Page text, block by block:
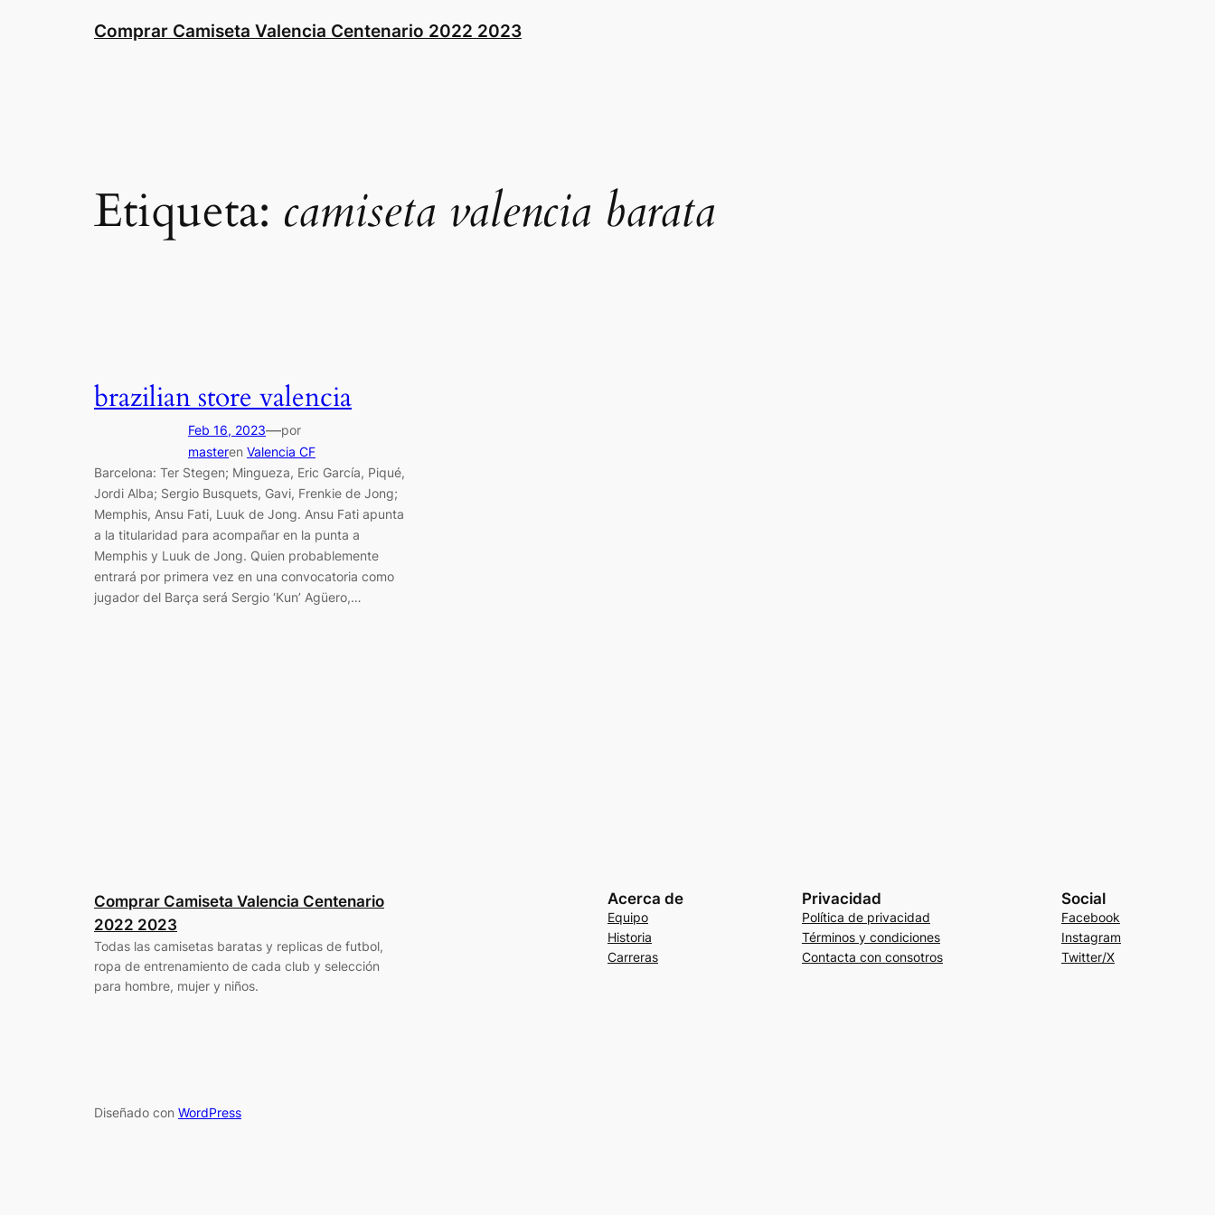
Comprar Camiseta Valencia Centenario 2022 2023
Etiqueta: camiseta valencia barata
brazilian store valencia
Feb 16, 2023—por
masteren Valencia CF
Barcelona: Ter Stegen; Mingueza, Eric García, Piqué,
Jordi Alba; Sergio Busquets, Gavi, Frenkie de Jong;
Memphis, Ansu Fati, Luuk de Jong. Ansu Fati apunta
a la titularidad para acompañar en la punta a
Memphis y Luuk de Jong. Quien probablemente
entrará por primera vez en una convocatoria como
jugador del Barça será Sergio ‘Kun’ Agüero,…
Comprar Camiseta Valencia Centenario
2022 2023
Todas las camisetas baratas y replicas de futbol,
ropa de entrenamiento de cada club y selección
para hombre, mujer y niños.
Acerca de
Equipo
Historia
Carreras
Privacidad
Política de privacidad
Términos y condiciones
Contacta con consotros
Social
Facebook
Instagram
Twitter/X
Diseñado con WordPress